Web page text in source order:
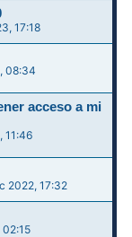
17:18
08:34
acceso a mi
11:46
2022, 17:32